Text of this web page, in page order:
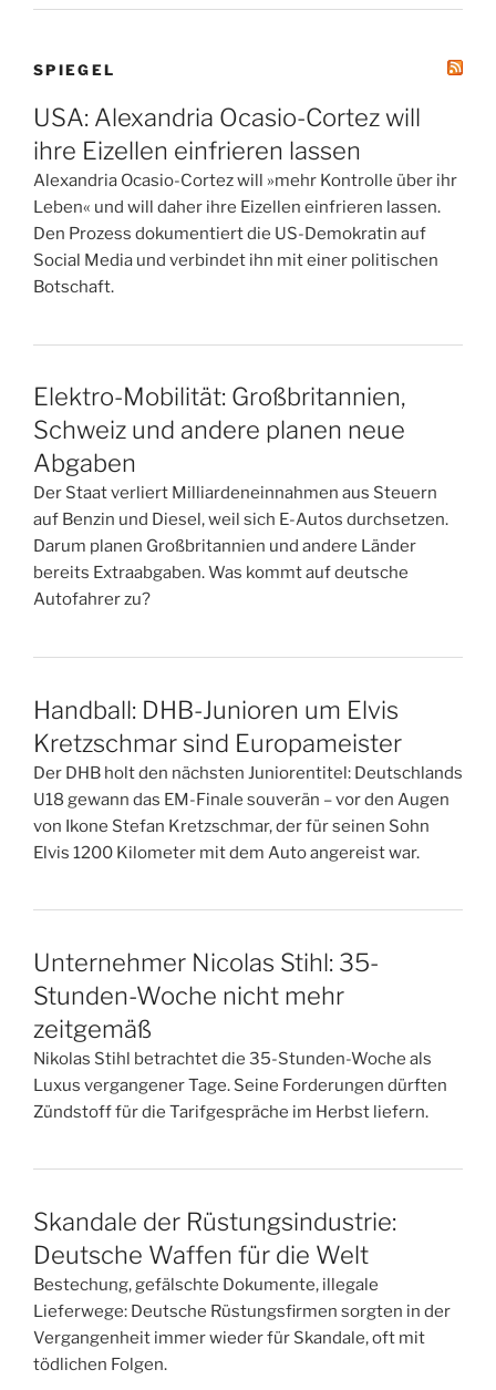
SPIEGEL
USA: Alexandria Ocasio-Cortez will
ihre Eizellen einfrieren lassen
Alexandria Ocasio-Cortez will »mehr Kontrolle über ihr
Leben« und will daher ihre Eizellen einfrieren lassen.
Den Prozess dokumentiert die US-Demokratin auf
Social Media und verbindet ihn mit einer politischen
Botschaft.
Elektro-Mobilität: Großbritannien,
Schweiz und andere planen neue
Abgaben
Der Staat verliert Milliardeneinnahmen aus Steuern
auf Benzin und Diesel, weil sich E-Autos durchsetzen.
Darum planen Großbritannien und andere Länder
bereits Extraabgaben. Was kommt auf deutsche
Autofahrer zu?
Handball: DHB-Junioren um Elvis
Kretzschmar sind Europameister
Der DHB holt den nächsten Juniorentitel: Deutschlands
U18 gewann das EM-Finale souverän – vor den Augen
von Ikone Stefan Kretzschmar, der für seinen Sohn
Elvis 1200 Kilometer mit dem Auto angereist war.
Unternehmer Nicolas Stihl: 35-
Stunden-Woche nicht mehr
zeitgemäß
Nikolas Stihl betrachtet die 35-Stunden-Woche als
Luxus vergangener Tage. Seine Forderungen dürften
Zündstoff für die Tarifgespräche im Herbst liefern.
Skandale der Rüstungsindustrie:
Deutsche Waffen für die Welt
Bestechung, gefälschte Dokumente, illegale
Lieferwege: Deutsche Rüstungsfirmen sorgten in der
Vergangenheit immer wieder für Skandale, oft mit
tödlichen Folgen.